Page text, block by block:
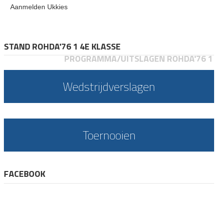
Aanmelden Ukkies
STAND ROHDA'76 1 4E KLASSE
PROGRAMMA/UITSLAGEN ROHDA'76 1
Wedstrijdverslagen
Toernooien
FACEBOOK